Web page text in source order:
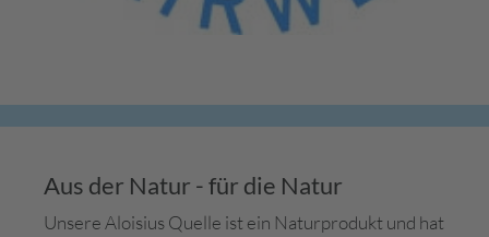
Aus der Natur - für die Natur
Unsere Aloisius Quelle ist ein Naturprodukt und hat